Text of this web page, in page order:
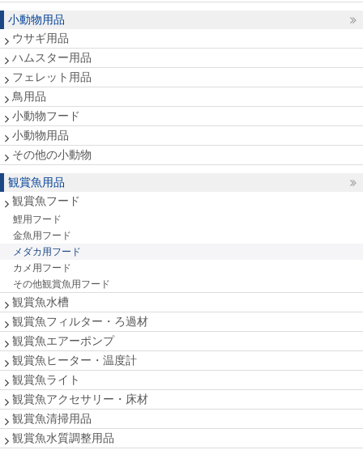
小動物用品
ウサギ用品
ハムスター用品
フェレット用品
鳥用品
小動物フード
小動物用品
その他の小動物
観賞魚用品
観賞魚フード
鯉用フード
金魚用フード
メダカ用フード
カメ用フード
その他観賞魚用フード
観賞魚水槽
観賞魚フィルター・ろ過材
観賞魚エアーポンプ
観賞魚ヒーター・温度計
観賞魚ライト
観賞魚アクセサリー・床材
観賞魚清掃用品
観賞魚水質調整用品